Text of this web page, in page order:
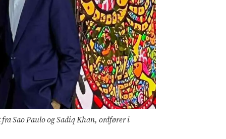
Sao Paulo og Sadiq Khan, ordfører i